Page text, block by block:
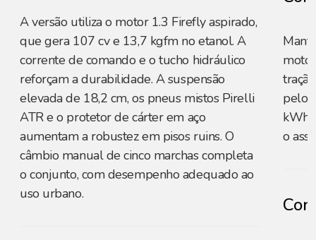
A versão utiliza o motor 1.3 Firefly aspirado,
que gera 107 cv e 13,7 kgfm no etanol. A
corrente de comando e o tucho hidráulico
reforçam a durabilidade. A suspensão
elevada de 18,2 cm, os pneus mistos Pirelli
ATR e o protetor de cárter em aço
aumentam a robustez em pisos ruins. O
câmbio manual de cinco marchas completa
o conjunto, com desempenho adequado ao
uso urbano.
pelo
kWh
o